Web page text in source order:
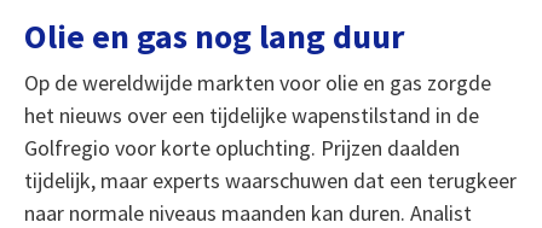
Olie en gas nog lang duur
Op de wereldwijde markten voor olie en gas zorgde
het nieuws over een tijdelijke wapenstilstand in de
Golfregio voor korte opluchting. Prijzen daalden
tijdelijk, maar experts waarschuwen dat een terugkeer
naar normale niveaus maanden kan duren. Analist